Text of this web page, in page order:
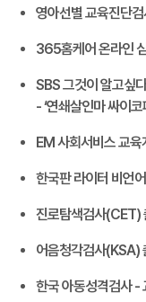
영아선별 교육진단
365홈케어 온라인
SBS 그것이 알고싶
- ‘연쇄살인마 싸이
EM 사회서비스 교
한국판 라이터 비언
진로탐색검사(CET)
어음청각검사(KSA)
한국 아동성격검사 -